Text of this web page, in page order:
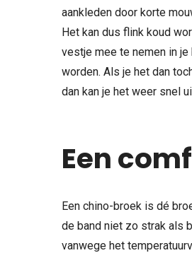
aankleden door korte
Het kan dus flink koud
vestje mee te nemen in
worden. Als je het dan
dan kan je het weer snel
Een
Een chino-broek is dé
de band niet zo strak als
vanwege het